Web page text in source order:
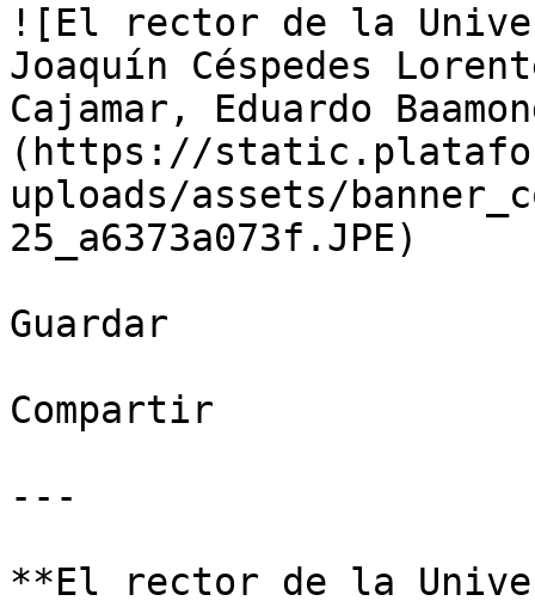
![El rector de la
Joaquín Céspedes
Cajamar, Eduardo
(https://
uploads/assets/
25_a6373a073f.JPE)
Guardar
Compartir
---
**El rector de la